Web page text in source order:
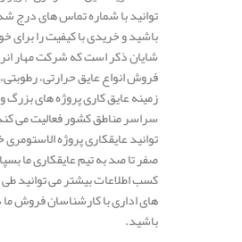
توانید با شماره تماس های درج
باشید و خریدی با کیفیت را برای
شایان ذکر است که شرکت مهار
فروش انواع عایق حرارتی،
زمینه عایق کاری پروژه های
سراسر مناطق کشور فعالیت می
توانید عایقکاری پروژه الاستومری
صفر تا صد به تیم عایقکاری ما
کسب اطلاعات بیشتر می توانید
های اداری با کارشناسان فروش
باشید.